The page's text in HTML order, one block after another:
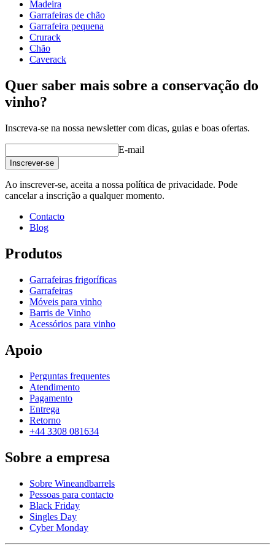
profundidade (cm)
Peso (kg)31
Madeira
Garrafeiras de chão
Garrafeira pequena
Crurack
Chão
Caverack
Quer saber mais sobre a conservação do
vinho?
Inscreva-se na nossa newsletter com dicas, guias e boas ofertas.
E-mail
Inscrever-se
Ao inscrever-se, aceita a nossa política de privacidade. Pode
cancelar a inscrição a qualquer momento.
Contacto
Blog
Produtos
Garrafeiras frigoríficas
Garrafeiras
Móveis para vinho
Barris de Vinho
Acessórios para vinho
Apoio
Perguntas frequentes
Atendimento
Pagamento
Entrega
Retorno
+44 3308 081634
Sobre a empresa
Sobre Wineandbarrels
Pessoas para contacto
Black Friday
Singles Day
Cyber Monday